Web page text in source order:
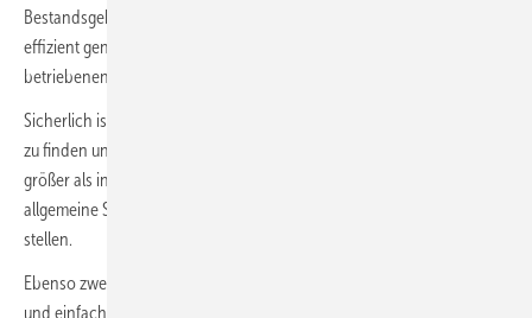
Bestandsgebäuden die notwendige Wärme zu liefern – wobei sie
effizient genug sind, um klare ökologische Vorteile gegenüber fossil
betriebenen Heizkesseln zu erzielen.
Sicherlich ist die Herausforderung, eine passende technische Lösung
zu finden und diese erfolgreich zu implementieren, in einigen Fällen
größer als in anderen. Diese wenigen Fälle sollten aber nicht die
allgemeine Sinnhaftigkeit der Wärmepumpen im Bestand infrage
stellen.
Ebenso zweifellos sollte die Installation von Wärmepumpen schneller
und einfacher werden und der Betrieb noch effizienter und